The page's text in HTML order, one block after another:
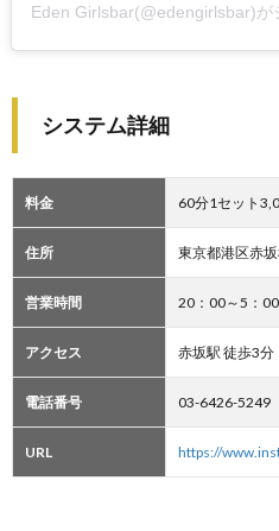
Eden Girlsbar(@edengirlsbar)が
システム詳細
料金 60分1セット
住所 東京都港区赤
営業時間 20：00～5：00
アクセス 赤坂駅 徒歩3分
電話番号 03-6426-5249
URL https://